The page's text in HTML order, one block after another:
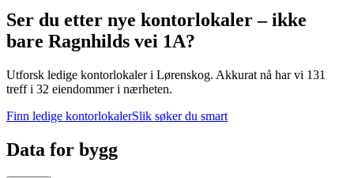
Ser du etter nye kontorlokaler – ikke
bare Ragnhilds vei 1A?
Utforsk ledige kontorlokaler i Lørenskog. Akkurat nå har vi 131
treff i 32 eiendommer i nærheten.
Finn ledige kontorlokalerSlik søker du smart
Data for bygg